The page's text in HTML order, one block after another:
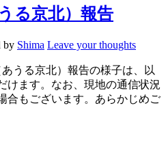
る京北）報告
by Shima Leave your thoughts
うる京北）報告の様子は、以
けます。なお、現地の通信状況
合もございます。あらかじめご